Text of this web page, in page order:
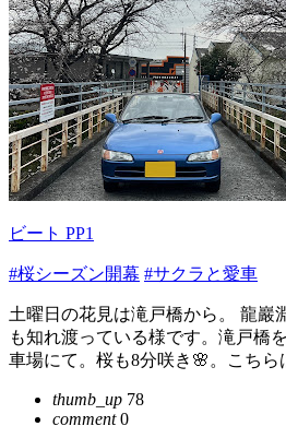
ビート PP1
#桜シーズン開幕 #サクラと愛車
土曜日の花見は滝戸橋から。 龍巖
も知れ渡っている様です。滝戸橋
車場にて。桜も8分咲き🌸。こちら
thumb_up 78
comment0